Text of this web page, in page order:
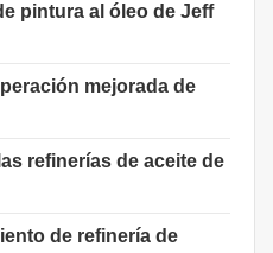
pintura al óleo de Jeff
mejorada de
refinerías de aceite de
de refinería de